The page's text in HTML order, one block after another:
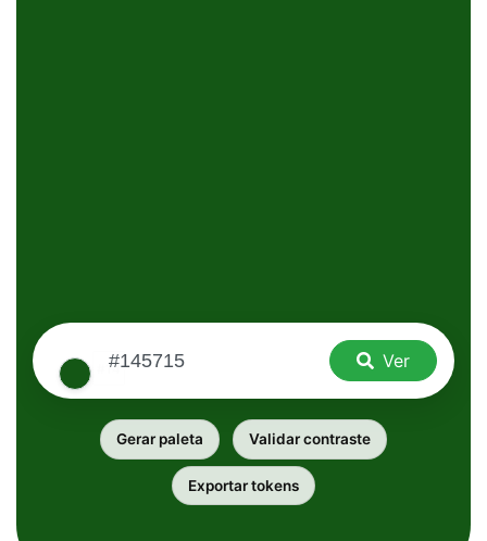
Ver
Gerar paleta Validar contraste
Exportar tokens